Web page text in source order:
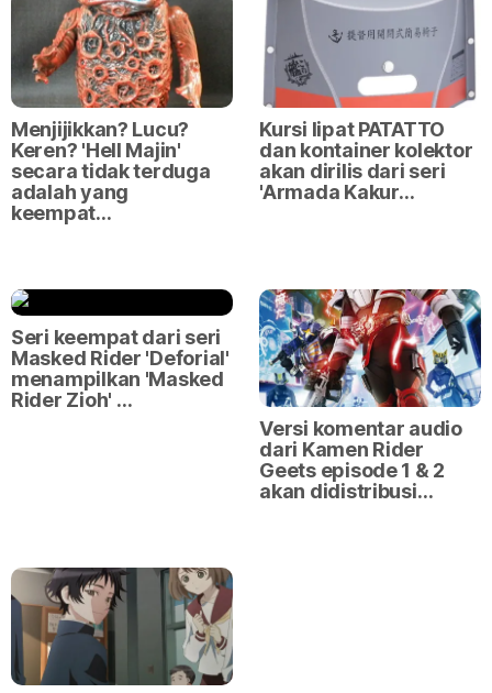
Menjijikkan? Lucu?
Keren? 'Hell Majin'
secara tidak terduga
adalah yang
keempat…
Kursi lipat PATATTO
dan kontainer kolektor
akan dirilis dari seri
'Armada Kakur…
Seri keempat dari seri
Masked Rider 'Deforial'
menampilkan 'Masked
Rider Zioh' …
Versi komentar audio
dari Kamen Rider
Geets episode 1 & 2
akan didistribusi…